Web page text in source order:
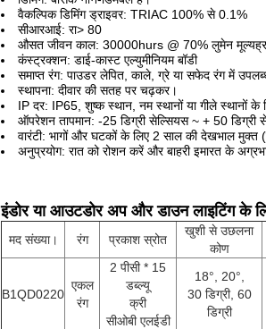
वैकल्पिक डिमिंग ड्राइवर: TRIAC 100% से 0.1%
सीआरआई: रा> 80
औसत जीवन काल: 30000hurs @ 70% लुमेन
कंस्ट्रक्शन: डाई-कास्ट एल्युमीनियम बॉडी
समाप्त रंग: पाउडर लेपित, काले, ग्रे या सफेद रंग में
स्थापना: दीवार की सतह पर चढ़कर।
IP दर: IP65, शुष्क स्थान, नम स्थानों या गीले स्थानों के
ऑपरेशन तापमान: -25 डिग्री सेल्सियस ~ + 50 डिग्री
वारंटी: भागों और घटकों के लिए 2 साल की देखभाल मुक्त
अनुप्रयोग: रात को रोशन करें और बाहरी इमारत के
इंडोर या आउटडोर अप और डाउन लाइटिंग के
मद संख्या। रंग प्रकाश स्रोत
खुशी से उछलना
कोण
B1QD0220
एकल
रंग
2 पीसी * 15
डब्ल्यू
क्री
सीओबी एलईडी
18°, 20°,
30 डिग्री, 60
डिग्री